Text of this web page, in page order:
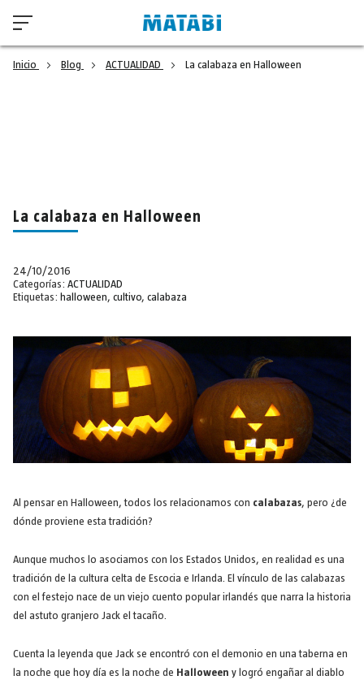
Inicio Blog ACTUALIDAD La calabaza en Halloween
La calabaza en Halloween
24/10/2016
Categorías: ACTUALIDAD
Etiquetas: halloween, cultivo, calabaza
Al pensar en Halloween, todos los relacionamos con calabazas, pero ¿de
dónde proviene esta tradición?
Aunque muchos lo asociamos con los Estados Unidos, en realidad es una
tradición de la cultura celta de Escocia e Irlanda. El vínculo de las calabazas
con el festejo nace de un viejo cuento popular irlandés que narra la historia
del astuto granjero Jack el tacaño.
Cuenta la leyenda que Jack se encontró con el demonio en una taberna en
la noche que hoy día es la noche de Halloween y logró engañar al diablo